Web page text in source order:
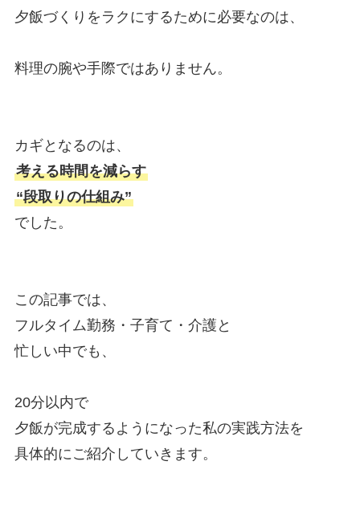
夕飯づくりをラクにするために必要なのは、
料理の腕や手際ではありません。
カギとなるのは、
考える時間を減らす
“段取りの仕組み”
でした。
この記事では、
フルタイム勤務・子育て・介護と
忙しい中でも、
20分以内で
夕飯が完成するようになった私の実践方法を
具体的にご紹介していきます。